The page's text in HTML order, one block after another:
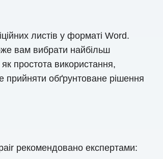
листів у форматі Word.
вам вибрати найбільш
простота використання,
прийняти обґрунтоване рішення
рекомендовано експертами: